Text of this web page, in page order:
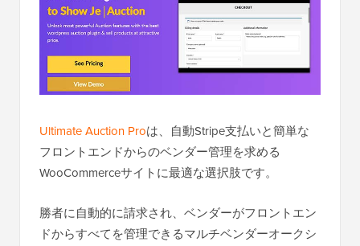
Ultimate Auction Proは、自動Stripe支払いと簡単な
フロントエンドからのベンダー管理を求める
WooCommerceサイトに最適な選択肢です。
勝者に自動的に請求され、ベンダーがフロントエン
ドからすべてを管理できるマルチベンダーオークシ